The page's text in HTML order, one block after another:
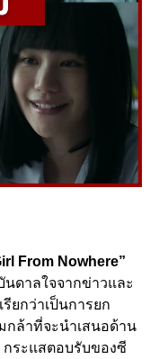
From Nowhere”
นดาลใจจากข่าวและ
ยกว่าเป็นการยก
กล้าที่จะนำเสนอด้าน
กระแสตอบรับของซี